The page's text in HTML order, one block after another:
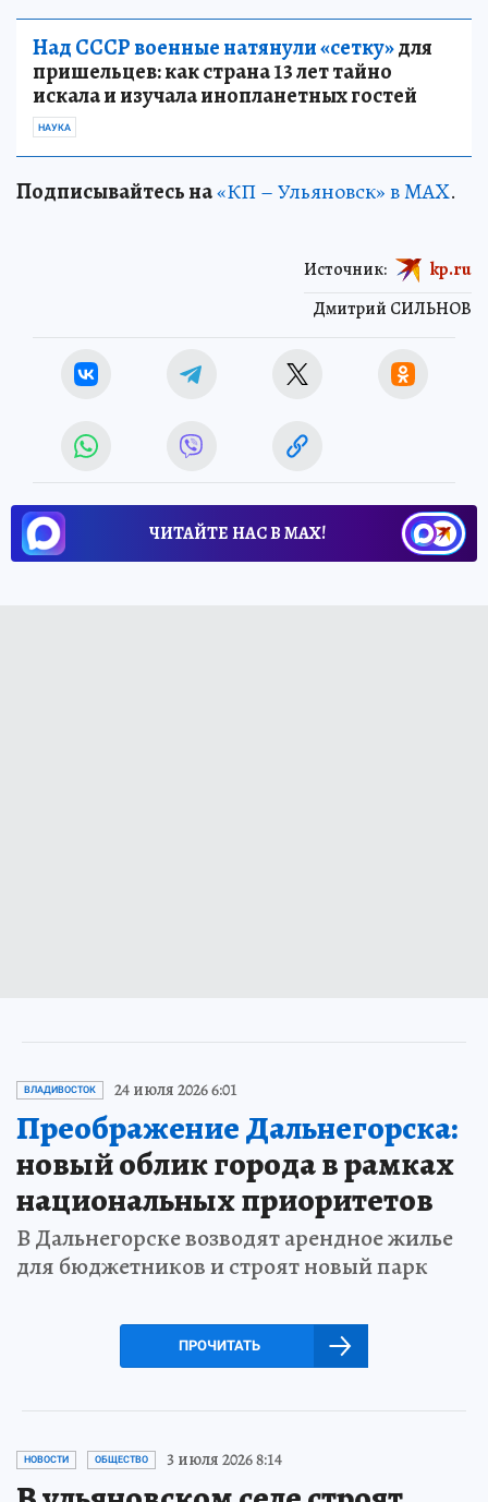
Над СССР военные натянули «сетку»для
пришельцев: как страна 13 лет тайно
искала и изучала инопланетных гостей
НАУКА
Подписывайтесь на«КП – Ульяновск» в MAX.
Дмитрий СИЛЬНОВ
Источник: kp.ru
ЧИТАЙТЕ НАС В МАХ!
ВЛАДИВОСТОК 24 июля 2026 6:01
Преображение Дальнегорска:
новый облик города в рамках
национальных приоритетов
В Дальнегорске возводят арендное жилье
для бюджетников и строят новый парк
ПРОЧИТАТЬ
НОВОСТИ ОБЩЕСТВО 3 июля 2026 8:14